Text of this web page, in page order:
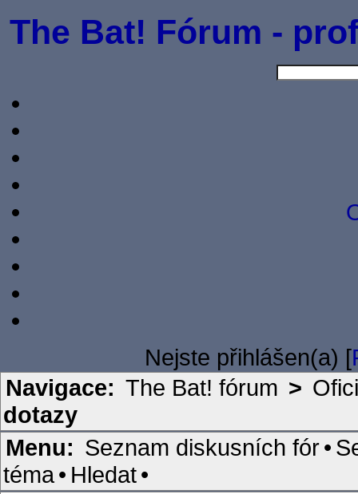
The Bat! Fórum -
Nejste přihlášen(a) [
Navigace: The Bat! fórum >
dotazy
Menu: Seznam diskusních fór•
téma• Hledat•